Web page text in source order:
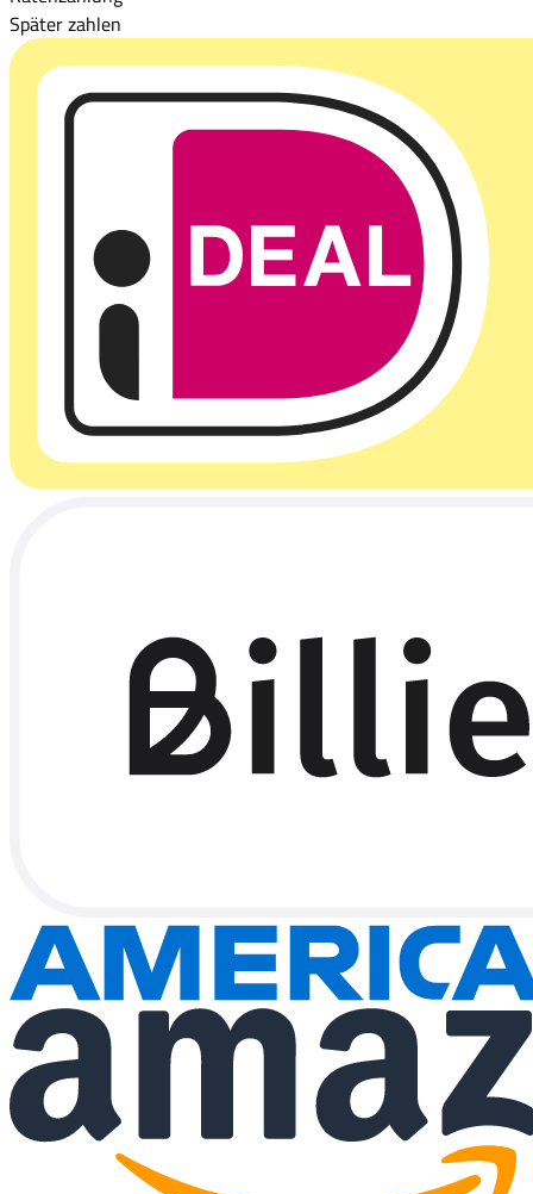
Später zahlen